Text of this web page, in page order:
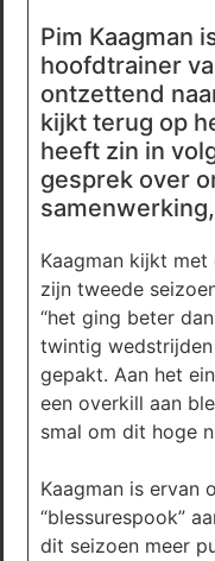
Pim Kaagman
hoofdtrainer
ontzettend
kijkt terug op
heeft zin in
gesprek over
Kaagman kijkt
zijn tweede
“het ging beter
twintig
gepakt. Aan het
een overkill aan
smal om dit hoge
Kaagman is ervan
“blessurespook”
dit seizoen meer